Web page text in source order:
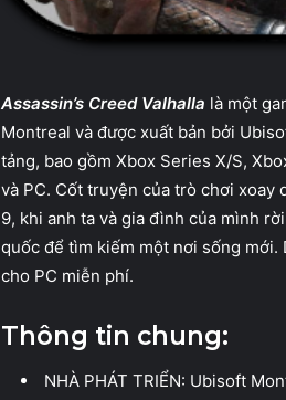
Assassin’s Creed Valhalla là một
Montreal và được xuất bản bởi
tảng, bao gồm Xbox Series X/S,
và PC. Cốt truyện của trò chơi
9, khi anh ta và gia đình của mình
quốc để tìm kiếm một nơi sống mới.
cho PC miễn phí.
Thông tin chung:
NHÀ PHÁT TRIỂN: Ubisoft